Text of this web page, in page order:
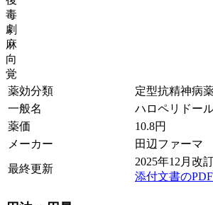
毒
劇
麻
向
覚
薬効分類
定型抗精神病
一般名
ハロペリドー
薬価
10.8円
メーカー
田辺ファーマ
最終更新
2025年12月改
添付文書の